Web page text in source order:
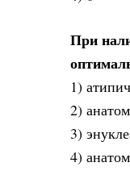
При
1)
2)
3)
4)